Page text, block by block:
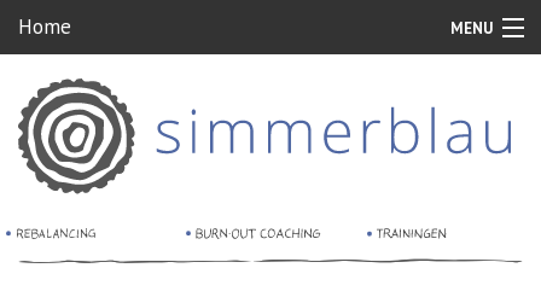
Home MENU
Home
Rebalancing
Burn-out coaching
Relatie therapie